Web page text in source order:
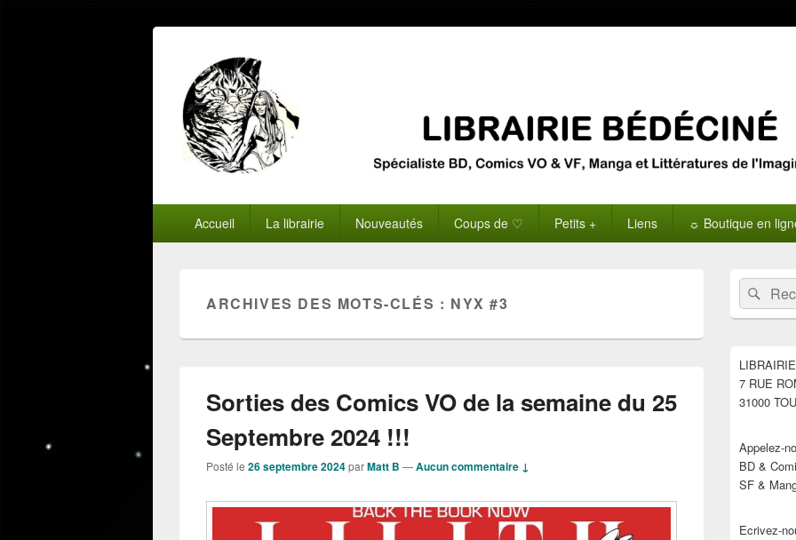
principalAccueil La librairie Nouveautés Coups de ♡ Petits + Liens ☼ Boutique en
ARCHIVES DES MOTS-CLÉS : NYX #3
Sorties des Comics VO de la semaine du 25
Septembre 2024 !!!
Posté le 26 septembre 2024parMatt B —Aucun commentaire ↓
Zone
principale
de
widget
barre
latérale
Recherche
7 RUE
31000
Appelez-
BD &
SF &
Ecrivez-